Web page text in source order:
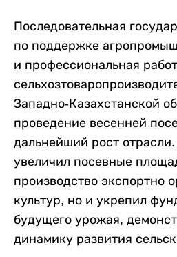
Последовательная
по поддержке
и профессиональная
Западно-Казахстанской
проведение весенней
дальнейший рост
увеличил посевные
производство экспортно
культур, но и укрепил
будущего урожая,
динамику развития